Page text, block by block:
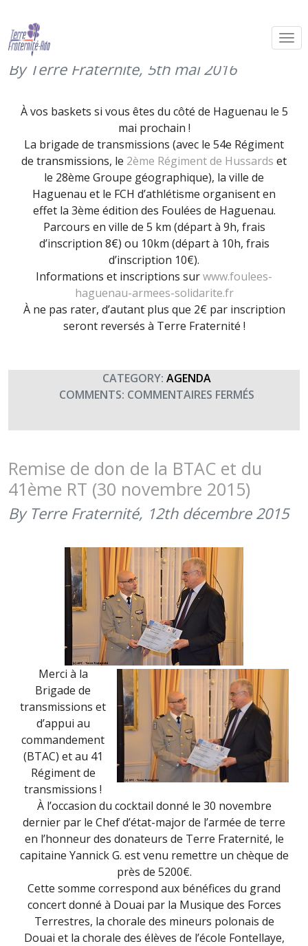
3ème édition des Foulées
d’Haguenau
By Terre Fraternité, 5th mai 2016
À vos baskets si vous êtes du côté de Haguenau le 5
mai prochain !
La brigade de transmissions (avec le 54e Régiment
de transmissions, le 2ème Régiment de Hussards et
le 28ème Groupe géographique), la ville de
Haguenau et le FCH d’athlétisme organisent en
effet la 3ème édition des Foulées de Haguenau.
Parcours en ville de 5 km (départ à 9h, frais
d’inscription 8€) ou 10km (départ à 10h, frais
d’inscription 10€).
Informations et inscriptions surwww.foulees-
haguenau-armees-solidarite.fr
À ne pas rater, d’autant plus que 2€ par inscription
seront reversés à Terre Fraternité !
CATEGORY: AGENDA
COMMENTS: COMMENTAIRES FERMÉS
ÉDITION
Remise de don de la BTAC et du
41ème RT (30 novembre 2015)
By Terre Fraternité, 12th décembre 2015
Merci à la
Brigade de
transmissions et
d’appui au
commandement
(BTAC) et au 41
Régiment de
transmissions !
À l’occasion du cocktail donné le 30 novembre
dernier par le Chef d’état-major de l’armée de terre
en l’honneur des donateurs de Terre Fraternité, le
capitaine Yannick G. est venu remettre un chèque de
près de 5200€.
Cette somme correspond aux bénéfices du grand
concert donné à Douai par la Musique des Forces
Terrestres, la chorale des mineurs polonais de
Douai et la chorale des élèves de l’école Fontellaye,